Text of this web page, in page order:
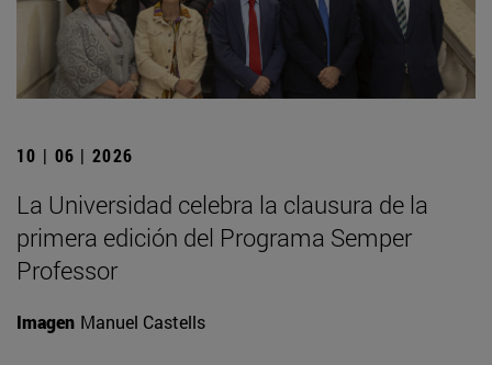
10 | 06 | 2026
La Universidad celebra la clausura de la
primera edición del Programa Semper
Professor
Imagen Manuel Castells